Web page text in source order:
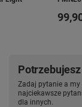
Zadaj pytanie a my
najciekawsze
dla innych.